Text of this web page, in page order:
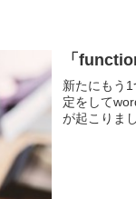
「
新たにもう
定をして
が起こりま